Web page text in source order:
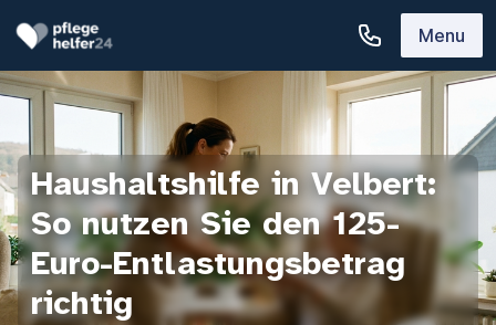
Menu
Haushaltshilfe in Velbert:
So nutzen Sie den 125-
Euro-Entlastungsbetrag
richtig